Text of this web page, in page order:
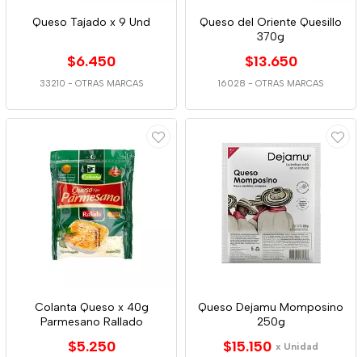
Queso Tajado x 9 Und
$6.450
33210 - OTRAS MARCAS
Queso del Oriente Quesillo
370g
$13.650
16028 - OTRAS MARCAS
Colanta Queso x 40g
Parmesano Rallado
$5.250
Queso Dejamu Momposino
250g
$15.150 x Unidad